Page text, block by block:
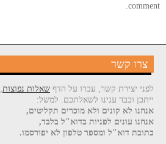
comment.
צרו קשר
לפני יצירת קשר, עברו על הדף שאלות נפוצות,
ייתכן וכבר ענינו לשאלתכם. למשל:
אנחנו לא קונים ולא מוכרים תקליטים,
אנחנו עונים לפניות בדוא"ל בלבד,
כתובת דוא"ל ומספר טלפון לא יפורסמו.